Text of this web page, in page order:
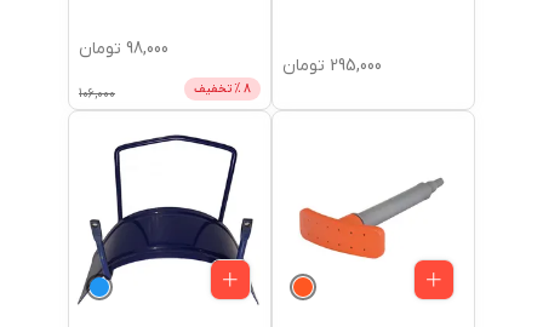
295,000 تومان
98,000 تومان
8 % تخفیف 106,000